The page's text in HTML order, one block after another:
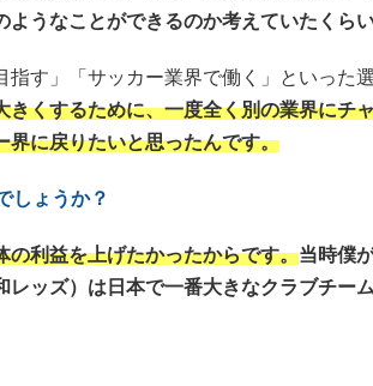
ようなことができるのか考えていたくらい
指す」「サッカー業界で働く」といった
きくするために、一度全く別の業界にチ
界に戻りたいと思ったんです。
しょうか？
の利益を上げたかったからです。当時僕
レッズ）は日本で一番大きなクラブチー